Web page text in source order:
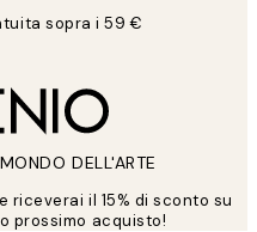
sopra i 59 €
DELL'ARTE
il 15% di sconto su
prossimo acquisto!